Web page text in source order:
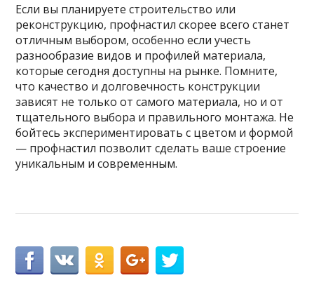
Если вы планируете строительство или
реконструкцию, профнастил скорее всего станет
отличным выбором, особенно если учесть
разнообразие видов и профилей материала,
которые сегодня доступны на рынке. Помните,
что качество и долговечность конструкции
зависят не только от самого материала, но и от
тщательного выбора и правильного монтажа. Не
бойтесь экспериментировать с цветом и формой
— профнастил позволит сделать ваше строение
уникальным и современным.